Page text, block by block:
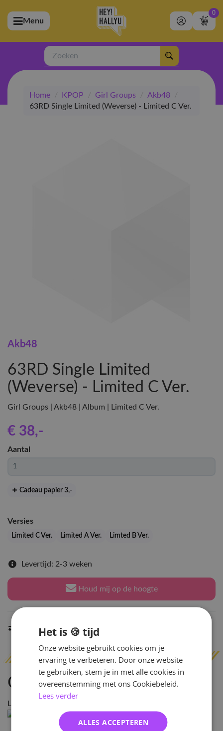
(Artiesten)
(Merchandise)
(Exclusive)
(Winkel)
Menu
0
Zoeken
Home / KPOP / Girl Groups / Akb48
/
63RD Single Limited (Weverse) - Limited C Ver.
Akb48
63RD Single Limited
(Weverse) - Limited C Ver.
Girl Groups | Akb48 | Album | Limited C Ver.
€ 38,-
Aantal
Cadeau papier 3,-
Versies
Limited C Ver. Limited A Ver. Limted B Ver.
Levertijd: 2-3 weken
Houd mij op de hoogte
Indien op voorraadbinnen 2 werkdagen
Omschrijving
Limited A
Het is 🍪 tijd
Onze website gebruikt cookies om je
ervaring te verbeteren. Door onze website
te gebruiken, stem je in met alle cookies in
overeenstemming met ons Cookiebeleid.
Lees verder
ALLES ACCEPTEREN